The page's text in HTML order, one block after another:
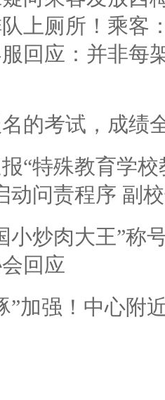
上厕所！乘客
回应：并非每
的考试，成绩
“特殊教育学
动问责程序 副
小炒肉大王”称
回应
”加强！中心附